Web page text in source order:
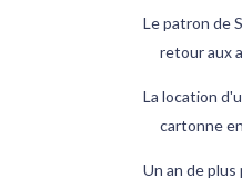
Le patron de
retour aux
La location
cartonne
Un an de